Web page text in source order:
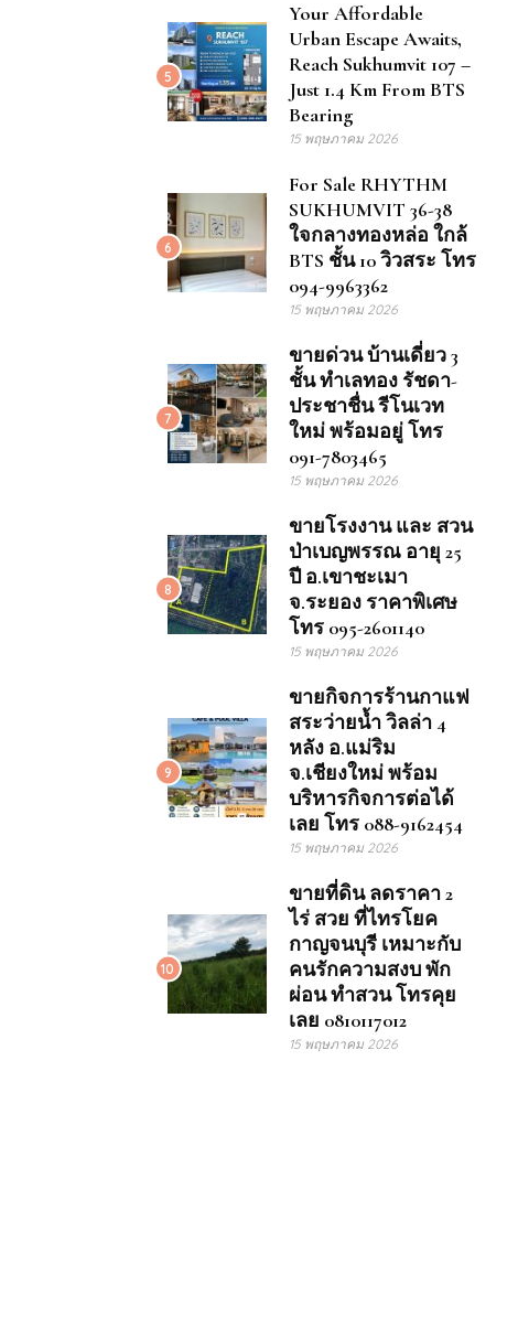
5
Your Affordable
Urban Escape Awaits,
Reach Sukhumvit 107 –
Just 1.4 Km From BTS
Bearing
15 พฤษภาคม 2026
6
For Sale RHYTHM
SUKHUMVIT 36-38
ใจกลางทองหล่อ ใกล้
BTS ชั้น 10 วิวสระ โทร
094-9963362
15 พฤษภาคม 2026
7
ขายด่วน บ้านเดี่ยว 3
ชั้น ทำเลทอง รัชดา-
ประชาชื่น รีโนเวท
ใหม่ พร้อมอยู่ โทร
091-7803465
15 พฤษภาคม 2026
8
ขายโรงงาน และ สวน
ป่าเบญพรรณ อายุ 25
ปี อ.เขาชะเมา
จ.ระยอง ราคาพิเศษ
โทร 095-2601140
15 พฤษภาคม 2026
9
ขายกิจการร้านกาแฟ
สระว่ายน้ำ วิลล่า 4
หลัง อ.แม่ริม
จ.เชียงใหม่ พร้อม
บริหารกิจการต่อได้
เลย โทร 088-9162454
15 พฤษภาคม 2026
10
ขายที่ดิน ลดราคา 2
ไร่ สวย ที่ไทรโยค
กาญจนบุรี เหมาะกับ
คนรักความสงบ พัก
ผ่อน ทำสวน โทรคุย
เลย 0810117012
15 พฤษภาคม 2026